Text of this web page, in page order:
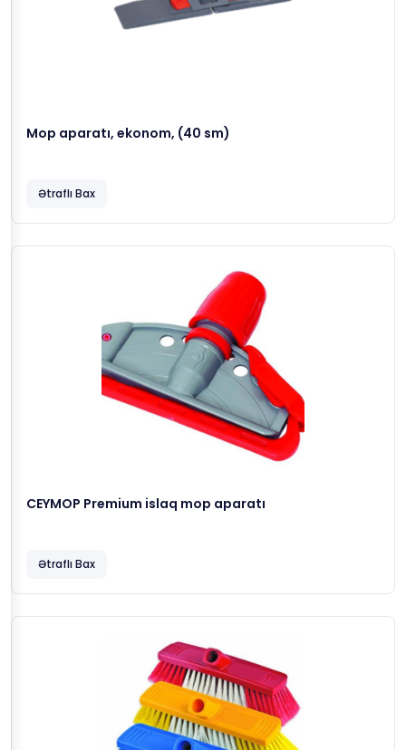
Mop aparatı, ekonom, (40 sm)
Ətraflı Bax
CEYMOP Premium islaq mop aparatı
Ətraflı Bax